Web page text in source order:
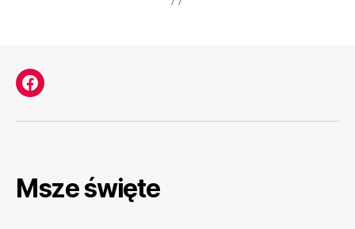
Facebook
Msze święte